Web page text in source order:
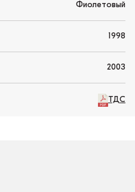
Фиолетовый
1998
2003
ТДС